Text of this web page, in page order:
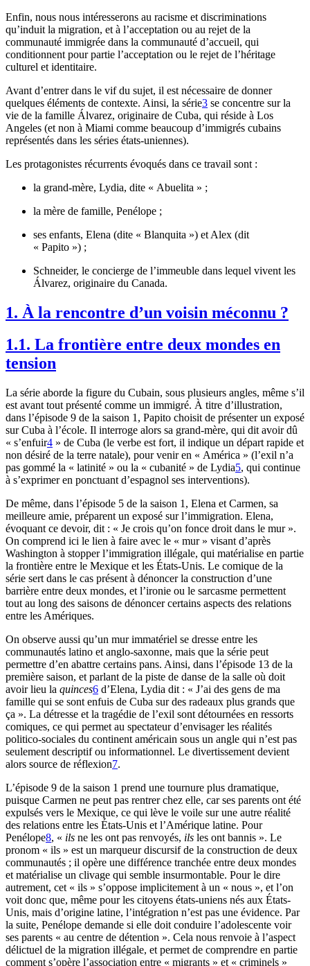
Enfin, nous nous intéresserons au racisme et discriminations
qu’induit la migration, et à l’acceptation ou au rejet de la
communauté immigrée dans la communauté d’accueil, qui
conditionnent pour partie l’acceptation ou le rejet de l’héritage
culturel et identitaire.
Avant d’entrer dans le vif du sujet, il est nécessaire de donner
quelques éléments de contexte. Ainsi, la série3 se concentre sur la
vie de la famille Álvarez, originaire de Cuba, qui réside à Los
Angeles (et non à Miami comme beaucoup d’immigrés cubains
représentés dans les séries états-uniennes).
Les protagonistes récurrents évoqués dans ce travail sont :
la grand-mère, Lydia, dite « Abuelita » ;
la mère de famille, Penélope ;
ses enfants, Elena (dite « Blanquita ») et Alex (dit
« Papito ») ;
Schneider, le concierge de l’immeuble dans lequel vivent les
Álvarez, originaire du Canada.
1. À la rencontre d’un voisin méconnu ?
1.1. La frontière entre deux mondes en
tension
La série aborde la figure du Cubain, sous plusieurs angles, même s’il
est avant tout présenté comme un immigré. À titre d’illustration,
dans l’épisode 9 de la saison 1, Papito choisit de présenter un exposé
sur Cuba à l’école. Il interroge alors sa grand-mère, qui dit avoir dû
« s’enfuir4 » de Cuba (le verbe est fort, il indique un départ rapide et
non désiré de la terre natale), pour venir en « América » (l’exil n’a
pas gommé la « latinité » ou la « cubanité » de Lydia5, qui continue
à s’exprimer en ponctuant d’espagnol ses interventions).
De même, dans l’épisode 5 de la saison 1, Elena et Carmen, sa
meilleure amie, préparent un exposé sur l’immigration. Elena,
évoquant ce devoir, dit : « Je crois qu’on fonce droit dans le mur ».
On comprend ici le lien à faire avec le « mur » visant d’après
Washington à stopper l’immigration illégale, qui matérialise en partie
la frontière entre le Mexique et les États-Unis. Le comique de la
série sert dans le cas présent à dénoncer la construction d’une
barrière entre deux mondes, et l’ironie ou le sarcasme permettent
tout au long des saisons de dénoncer certains aspects des relations
entre les Amériques.
On observe aussi qu’un mur immatériel se dresse entre les
communautés latino et anglo-saxonne, mais que la série peut
permettre d’en abattre certains pans. Ainsi, dans l’épisode 13 de la
première saison, et parlant de la piste de danse de la salle où doit
avoir lieu la quinces6 d’Elena, Lydia dit : « J’ai des gens de ma
famille qui se sont enfuis de Cuba sur des radeaux plus grands que
ça ». La détresse et la tragédie de l’exil sont détournées en ressorts
comiques, ce qui permet au spectateur d’envisager les réalités
politico-sociales du continent américain sous un angle qui n’est pas
seulement descriptif ou informationnel. Le divertissement devient
alors source de réflexion7.
L’épisode 9 de la saison 1 prend une tournure plus dramatique,
puisque Carmen ne peut pas rentrer chez elle, car ses parents ont été
expulsés vers le Mexique, ce qui lève le voile sur une autre réalité
des relations entre les États-Unis et l’Amérique latine. Pour
Penélope8, « ils ne les ont pas renvoyés, ils les ont bannis ». Le
pronom « ils » est un marqueur discursif de la construction de deux
communautés ; il opère une différence tranchée entre deux mondes
et matérialise un clivage qui semble insurmontable. Pour le dire
autrement, cet « ils » s’oppose implicitement à un « nous », et l’on
voit donc que, même pour les citoyens états-uniens nés aux États-
Unis, mais d’origine latine, l’intégration n’est pas une évidence. Par
la suite, Penélope demande si elle doit conduire l’adolescente voir
ses parents « au centre de détention ». Cela nous renvoie à l’aspect
délictuel de la migration illégale, et permet de comprendre en partie
comment s’opère l’association entre « migrants » et « criminels »